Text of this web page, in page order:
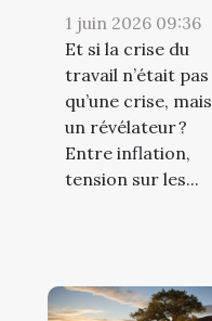
1 juin 2026 09:36
Et si la crise du
travail n’était pas
qu’une crise, mais
un révélateur ?
Entre inflation,
tension sur les...